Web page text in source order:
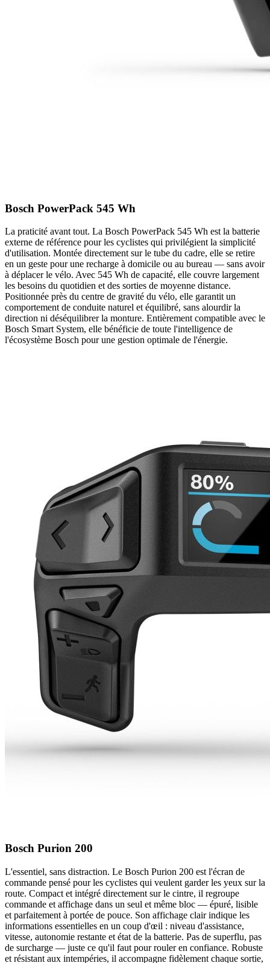
Bosch PowerPack 545 Wh
La praticité avant tout. La Bosch PowerPack 545 Wh est la batterie
externe de référence pour les cyclistes qui privilégient la simplicité
d'utilisation. Montée directement sur le tube du cadre, elle se retire
en un geste pour une recharge à domicile ou au bureau — sans avoir
à déplacer le vélo. Avec 545 Wh de capacité, elle couvre largement
les besoins du quotidien et des sorties de moyenne distance.
Positionnée près du centre de gravité du vélo, elle garantit un
comportement de conduite naturel et équilibré, sans alourdir la
direction ni déséquilibrer la monture. Entièrement compatible avec le
Bosch Smart System, elle bénéficie de toute l'intelligence de
l'écosystème Bosch pour une gestion optimale de l'énergie.
Bosch Purion 200
L'essentiel, sans distraction. Le Bosch Purion 200 est l'écran de
commande pensé pour les cyclistes qui veulent garder les yeux sur la
route. Compact et intégré directement sur le cintre, il regroupe
commande et affichage dans un seul et même bloc — épuré, lisible
et parfaitement à portée de pouce. Son affichage clair indique les
informations essentielles en un coup d'œil : niveau d'assistance,
vitesse, autonomie restante et état de la batterie. Pas de superflu, pas
de surcharge — juste ce qu'il faut pour rouler en confiance. Robuste
et résistant aux intempéries, il accompagne fidèlement chaque sortie,